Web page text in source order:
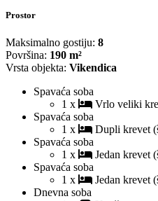
Prostor
Maksimalno gostiju: 8
Površina: 190 m²
Vrsta objekta: Vikendica
Spavaća soba
1 x
Vrlo veliki
Spavaća soba
1 x
Dupli krevet
Spavaća soba
1 x
Jedan krevet
Spavaća soba
1 x
Jedan krevet
Dnevna soba